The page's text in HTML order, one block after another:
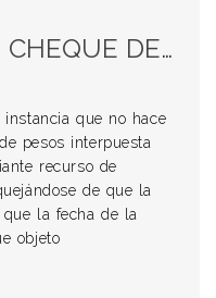
FE DEL TENEDOR. SUMARIO PENAL. ENDOSO.
que no hace
pesos interpuesta
recurso de
de que la
que la fecha de la
objeto